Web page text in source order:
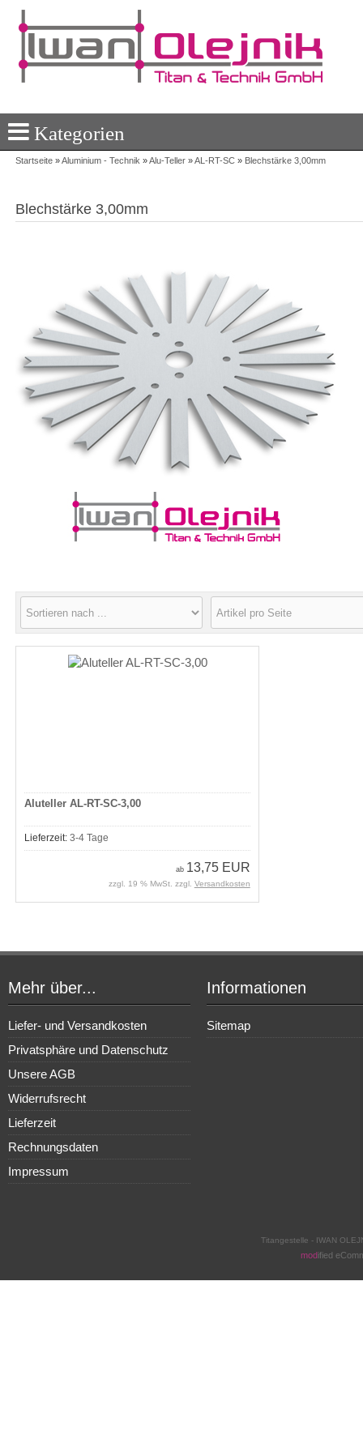
Kategorien
Startseite »Aluminium - Technik »Alu-Teller »AL-RT-SC » Blechstärke 3,00mm
Blechstärke 3,00mm
Aluteller AL-RT-SC-3,00
Lieferzeit:3-4 Tage
ab 13,75 EUR
zzgl. 19 % MwSt. zzgl. Versandkosten
Mehr über...
Liefer- und Versandkosten
Privatsphäre und Datenschutz
Unsere AGB
Widerrufsrecht
Lieferzeit
Rechnungsdaten
Impressum
Informationen
Sitemap
Titangestelle - IWAN
modified